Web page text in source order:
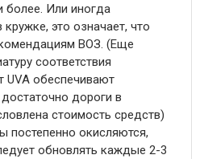
Или иногда
кружке, это означает, что
ВОЗ. (Еще
соответствия
UVA обеспечивают
дороги в
стоимость средств)
постепенно окисляются,
обновлять каждые 2-3